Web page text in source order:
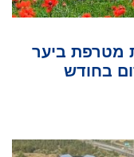
מטרפת ביער
בחודש